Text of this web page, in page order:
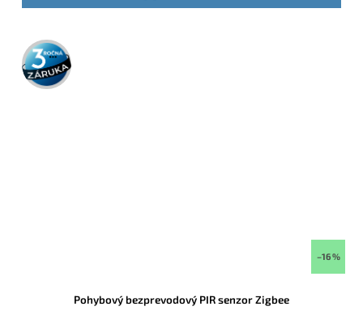
3 roky
záruka
–16 %
Pohybový bezprevodový PIR senzor Zigbee